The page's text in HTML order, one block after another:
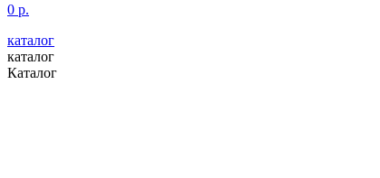
0 р.
каталог
каталог
Каталог